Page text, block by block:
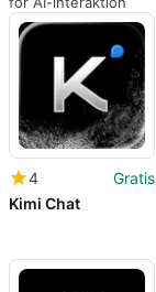
4
Gratis
Kimi Chat